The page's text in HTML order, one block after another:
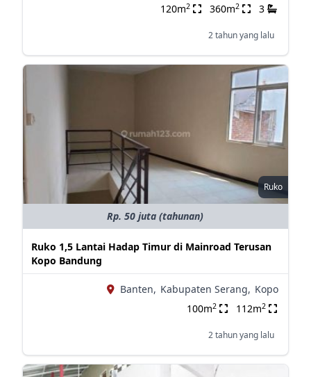
120m2 360m2 3
2 tahun yang lalu
Ruko
Rp. 50 juta (tahunan)
Ruko 1,5 Lantai Hadap Timur di Mainroad Terusan
Kopo Bandung
Banten, Kabupaten Serang, Kopo
100m2 112m2
2 tahun yang lalu